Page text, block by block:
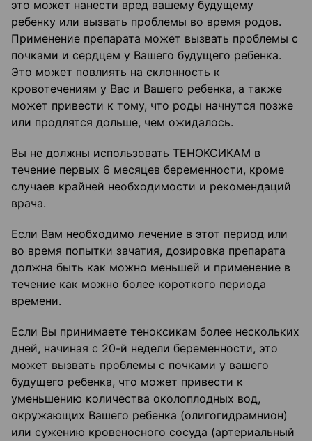
это может нанести вред вашему будущему
ребенку или вызвать проблемы во время родов.
Применение препарата может вызвать проблемы с
почками и сердцем у Вашего будущего ребенка.
Это может повлиять на склонность к
кровотечениям у Вас и Вашего ребенка, а также
может привести к тому, что роды начнутся позже
или продлятся дольше, чем ожидалось.
Вы не должны использовать ТЕНОКСИКАМ в
течение первых 6 месяцев беременности, кроме
случаев крайней необходимости и рекомендаций
врача.
Если Вам необходимо лечение в этот период или
во время попытки зачатия, дозировка препарата
должна быть как можно меньшей и применение в
течение как можно более короткого периода
времени.
Если Вы принимаете теноксикам более нескольких
дней, начиная с 20-й недели беременности, это
может вызвать проблемы с почками у вашего
будущего ребенка, что может привести к
уменьшению количества околоплодных вод,
окружающих Вашего ребенка (олигогидрамнион)
или сужению кровеносного сосуда (артериальный